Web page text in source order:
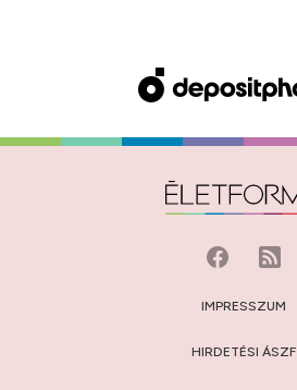
IMPRESSZUM
HIRDETÉSI ÁSZF